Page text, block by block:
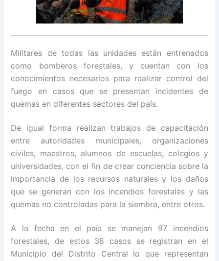
Militares de todas las unidades están entrenados
como bomberos forestales, y cuentan con los
conocimientos necesarios para realizar control del
fuego en casos que se presentan incidentes de
quemas en diferentes sectores del país.
De igual forma realizan trabajos de capacitación
entre autoridades municipales, organizaciones
civiles, maestros, alumnos de escuelas, colegios y
universidades, con el fin de crear conciencia sobre la
importancia de los recursos naturales y los daños
que se generan con los incendios forestales y las
quemas no controladas para la siembra, entre otros.
A la fecha en el país se manejan 97 incendios
forestales, de estos 38 casos se registran en el
Municipio del Distrito Central lo que representan